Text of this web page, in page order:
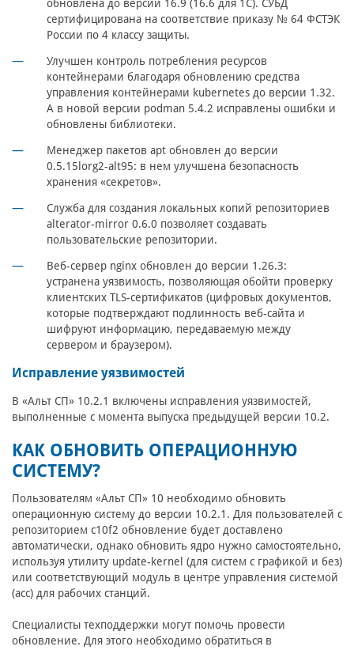
обновлена до версии 16.9 (16.6 для 1С). СУБД
сертифицирована на соответствие приказу № 64 ФСТЭК
России по 4 классу защиты.
Улучшен контроль потребления ресурсов
контейнерами благодаря обновлению средства
управления контейнерами kubernetes до версии 1.32.
А в новой версии podman 5.4.2 исправлены ошибки и
обновлены библиотеки.
Менеджер пакетов apt обновлен до версии
0.5.15lorg2-alt95: в нем улучшена безопасность
хранения «секретов».
Служба для создания локальных копий репозиториев
alterator-mirror 0.6.0 позволяет создавать
пользовательские репозитории.
Веб-сервер nginx обновлен до версии 1.26.3:
устранена уязвимость, позволяющая обойти проверку
клиентских TLS-сертификатов (цифровых документов,
которые подтверждают подлинность веб-сайта и
шифруют информацию, передаваемую между
сервером и браузером).
Исправление уязвимостей
В «Альт СП» 10.2.1 включены исправления уязвимостей,
выполненные с момента выпуска предыдущей версии 10.2.
КАК ОБНОВИТЬ ОПЕРАЦИОННУЮ
СИСТЕМУ?
Пользователям «Альт СП» 10 необходимо обновить
операционную систему до версии 10.2.1. Для пользователей с
репозиторием c10f2 обновление будет доставлено
автоматически, однако обновить ядро нужно самостоятельно,
используя утилиту update-kernel (для систем с графикой и без)
или соответствующий модуль в центре управления системой
(acc) для рабочих станций.
Специалисты техподдержки могут помочь провести
обновление. Для этого необходимо обратиться в